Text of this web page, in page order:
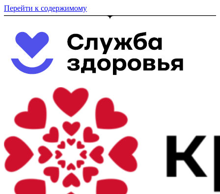
Перейти к содержимому